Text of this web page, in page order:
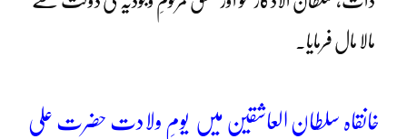
مالا مال فرمایا۔
خانقاہ سلطان العاشقین میں یومِ ولادت حضرت علی